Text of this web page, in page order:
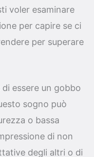
voler esaminare
per capire se ci
per superare
essere un gobbo
sogno può
o bassa
di non
degli altri o di